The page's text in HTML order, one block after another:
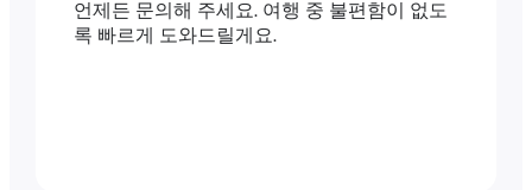
언제든 문의해 주세요. 여행 중 불편함이 없도
록 빠르게 도와드릴게요.